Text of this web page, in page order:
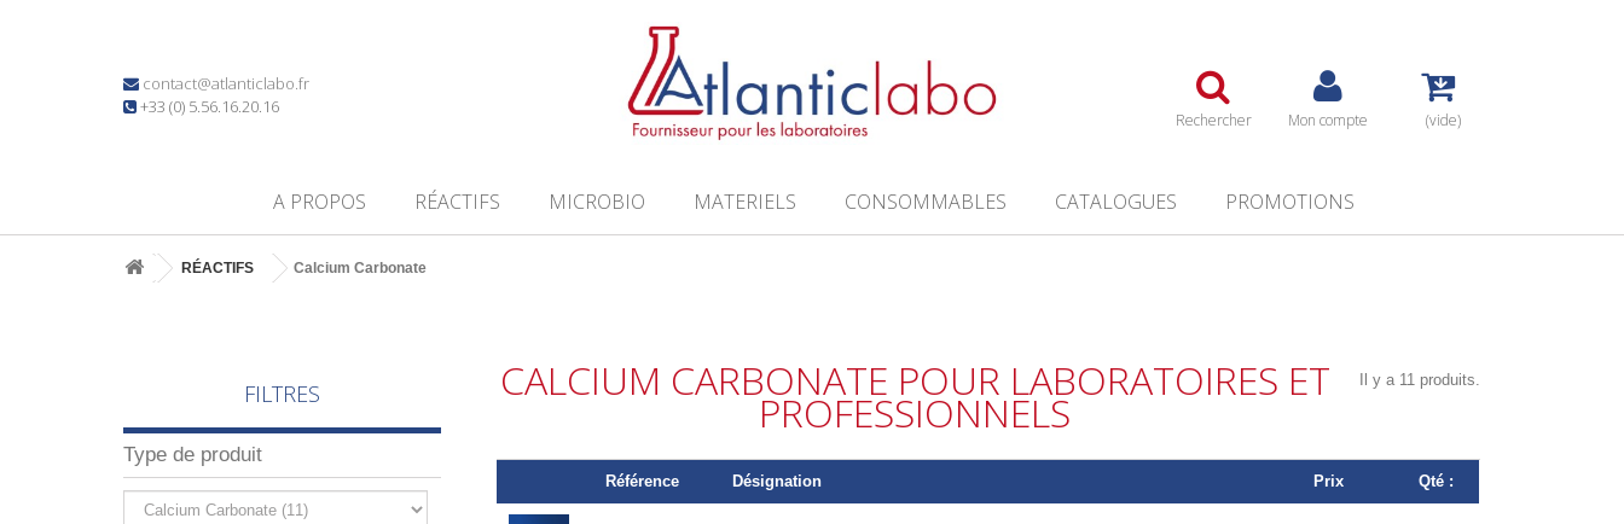
contact@atlanticlabo.fr
+33 (0) 5.56.16.20.16
Rechercher Mon compte (vide)
A PROPOS RÉACTIFS MICROBIO MATERIELS CONSOMMABLES CATALOGUES PROMOTIONS
RÉACTIFS Calcium Carbonate
FILTRES
Type de produit
CALCIUM CARBONATE POUR LABORATOIRES ET
PROFESSIONNELS
Il y a 11 produits.
Référence Désignation Prix Qté :